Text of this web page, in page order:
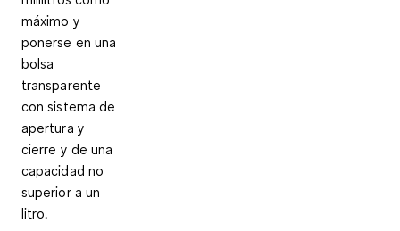
máximo y
ponerse en una
bolsa
transparente
con sistema de
apertura y
cierre y de una
capacidad no
superior a un
litro.